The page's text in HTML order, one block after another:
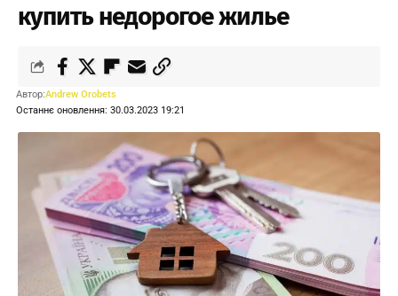
купить недорогое жилье
Останнє оновлення: 30.03.2023 19:21
Автор:Andrew Orobets